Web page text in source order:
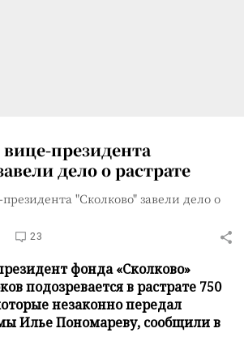
президента
дело о растрате
"Сколково" завели дело о
23
фонда «Сколково»
подозревается в растрате 750
незаконно передал
Илье Пономареву, сообщили в